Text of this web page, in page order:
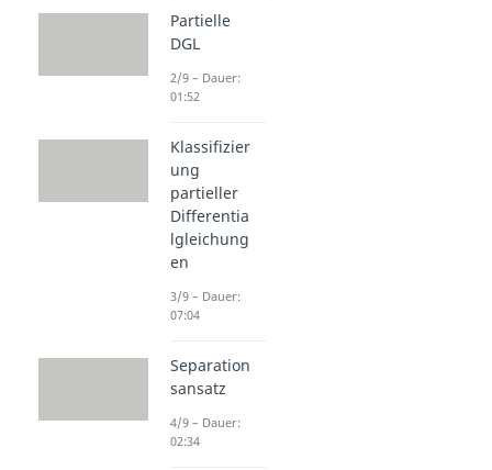
Partielle
DGL
2/9 – Dauer:
01:52
Klassifizier
ung
partieller
Differentia
lgleichung
en
3/9 – Dauer:
07:04
Separation
sansatz
4/9 – Dauer:
02:34